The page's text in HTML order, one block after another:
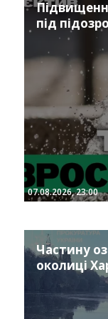
під
07.08.2026, 23:00
Частину
околиці